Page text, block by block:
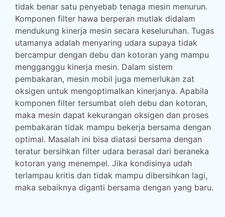
tidak benar satu penyebab tenaga mesin menurun.
Komponen filter hawa berperan mutlak didalam
mendukung kinerja mesin secara keseluruhan. Tugas
utamanya adalah menyaring udara supaya tidak
bercampur dengan debu dan kotoran yang mampu
mengganggu kinerja mesin. Dalam sistem
pembakaran, mesin mobil juga memerlukan zat
oksigen untuk mengoptimalkan kinerjanya. Apabila
komponen filter tersumbat oleh debu dan kotoran,
maka mesin dapat kekurangan oksigen dan proses
pembakaran tidak mampu bekerja bersama dengan
optimal. Masalah ini bisa diatasi bersama dengan
teratur bersihkan filter udara berasal dari beraneka
kotoran yang menempel. Jika kondisinya udah
terlampau kritis dan tidak mampu dibersihkan lagi,
maka sebaiknya diganti bersama dengan yang baru.